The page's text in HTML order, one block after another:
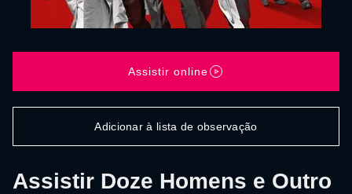
Assistir Doze Homens e Outro
Assistir online
Adicionar à lista de observação